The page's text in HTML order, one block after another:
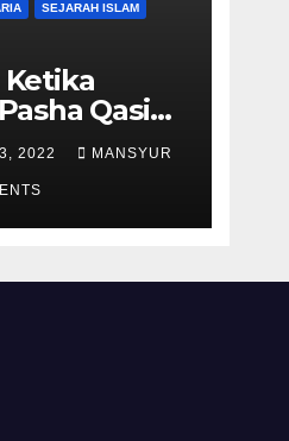
SEJARAH ISLAM
Ketika
Qasim
Menjadi
di
2022 MANSYUR